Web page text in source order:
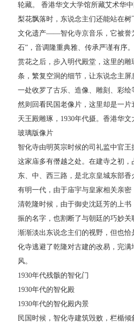
轮藏。 香港华文大学馆所藏艾术华
梨花飘落时，东说念主们还能站在
文化遗产——智化寺京音乐，它被誉
石”，音调隆重典雅、传承严谨有序。
赏花之后，步入明代殿堂，这里的
条，繁复空洞的细节，让东说念主
一处收罗了古乐、造像、雕刻、彩绘
然则回看民国老像片，这里却是一片
天王殿雕琢，1930年代摄。香港华
玻璃版像片
智化寺由明英宗时候的司礼监中官王
这家庙多有僭越之处。在建寺之初
东、中、西三路，是北京皇城东部香
有明一代，由于庙宇与皇家相关亲密
清乾隆时候，由于御史沈廷芳的上
振的名字，也割断了与朝廷的巧妙关
渐渐淡出东说念主们的视野，但也
化寺逃避了乾隆对古建的改易，完
风。
1930年代残骸的智化门
1930年代的智化殿
1930年代的智化殿内景
民国时候，智化寺建筑毁败，栏楯